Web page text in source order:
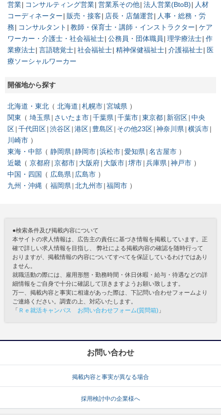
営業 コンサルティング営業 営業系その他 法人営業(BtoB)
人材
コーディネーター 販売・接客 店長・店舗運営
人事・総務・労
務
コンサルタント 教師・保育士・講師・インストラクター ケア
ワーカー・介護士・社会福祉士 公務員・団体職員 理学療法士 作
業療法士 言語聴覚士 社会福祉士 精神保健福祉士 介護福祉士
医
療ソーシャルワーカー
開催地から探す
北海道・東北 北海道 札幌市 宮城県
関東
埼玉県 さいたま市 千葉県 千葉市 東京都 新宿区 中央
区 千代田区 渋谷区 港区 豊島区 その他23区 神奈川県 横浜市
川崎市
東海・中部
静岡県 静岡市 浜松市 愛知県 名古屋市
近畿
京都府 京都市 大阪府 大阪市 堺市 兵庫県 神戸市
中国・四国
広島県 広島市
九州・沖縄
福岡県 北九州市 福岡市
●検索条件及び掲載内容について
本サイトの求人情報は、広告主の責任に基づき情報を掲載しています。正
確で詳しい求人情報を目指し、 弊社による掲載内容の確認を随時行って
おりますが、掲載情報の内容についてすべてを保証しているわけではあり
ません。
就職活動の際には、雇用形態・勤務時間・休日休暇・給与・待遇などの詳
細情報をご自身で十分に確認して頂きますようお願い致します。
万一、掲載内容と事実に相違があった際は、下記問い合わせフォームより
ご連絡ください。調査の上、対応いたします。
「 Ｒｅ就活キャンパス お問い合わせフォーム(質問箱) 」
お問い合わせ
掲載内容と事実が異なる場合
採用検討中の企業様へ